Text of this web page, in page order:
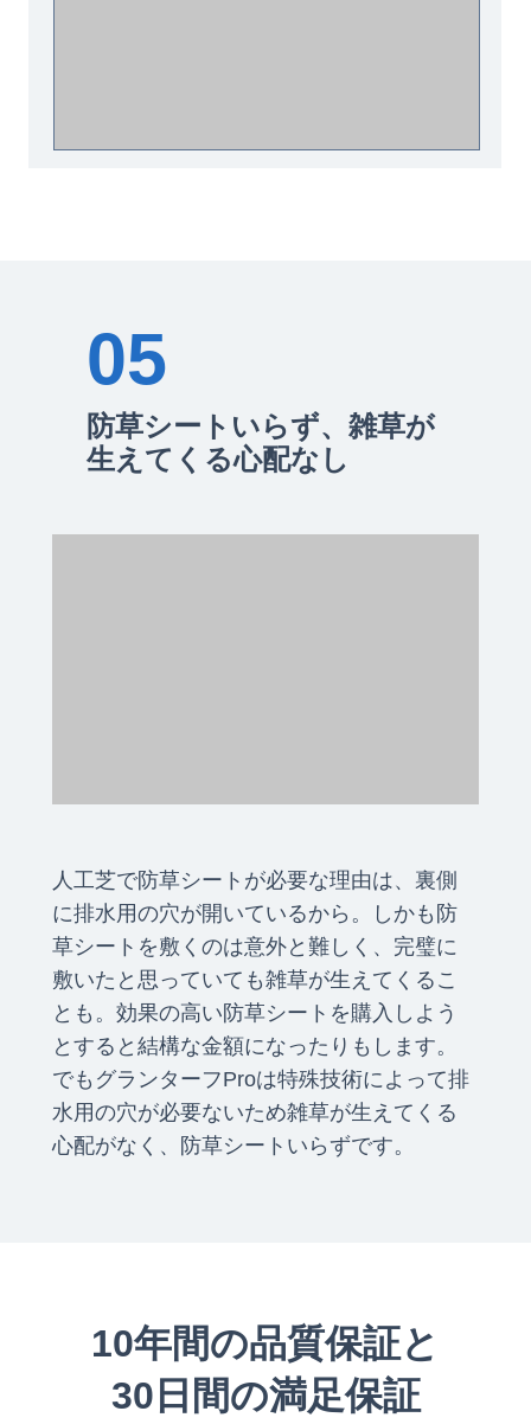
05
防草シートいらず、雑草が
生えてくる心配なし
人工芝で防草シートが必要な理由は、裏側
に排水用の穴が開いているから。しかも防
草シートを敷くのは意外と難しく、完璧に
敷いたと思っていても雑草が生えてくるこ
とも。効果の高い防草シートを購入しよう
とすると結構な金額になったりもします。
でもグランターフProは特殊技術によって排
水用の穴が必要ないため雑草が生えてくる
心配がなく、防草シートいらずです。
10年間の品質保証と
30日間の満足保証